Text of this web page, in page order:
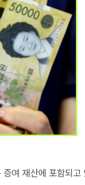
여 재산에 포함되고